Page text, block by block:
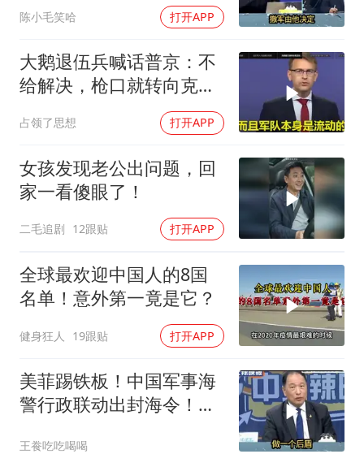
人民的健康、体质、幸福一脉相承
陈小毛笑哈 打开APP
大鹅退伍兵喊话普京：不
给解决，枪口就转向克里
占领了思想 打开APP
女孩发现老公出问题，回
家一看傻眼了！
二毛追剧 12跟贴 打开APP
全球最欢迎中国人的8国
名单！意外第一竟是它？
健身狂人 19跟贴 打开APP
美菲踢铁板！中国军事海
警行政联动出封海令！台
王飬吃吃喝喝